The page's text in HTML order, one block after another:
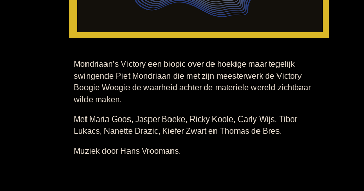
Mondriaan’s Victory een biopic over de hoekige maar tegelijk
swingende Piet Mondriaan die met zijn meesterwerk de Victory
Boogie Woogie de waarheid achter de materiele wereld zichtbaar
wilde maken.
Met Maria Goos, Jasper Boeke, Ricky Koole, Carly Wijs, Tibor
Lukacs, Nanette Drazic, Kiefer Zwart en Thomas de Bres.
Muziek door Hans Vroomans.